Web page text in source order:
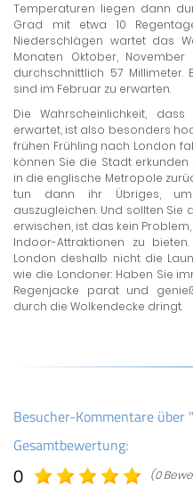
Temperaturen liegen dann
Grad mit etwa 10
Niederschlägen wartet das
Monaten Oktober,
durchschnittlich 57 Millimeter.
sind im Februar zu erwarten.
Die Wahrscheinlichkeit,
erwartet, ist also besonders
frühen Frühling nach London
können Sie die Stadt
in die englische Metropole
tun dann ihr Übriges, um
auszugleichen. Und sollten
erwischen, ist das kein
Indoor-Attraktionen zu
London deshalb nicht die
wie die Londoner: Haben Sie
Regenjacke parat und
durch die Wolkendecke dringt.
Besucher-Kommentare über
Gesamtbewertung:
0 (0